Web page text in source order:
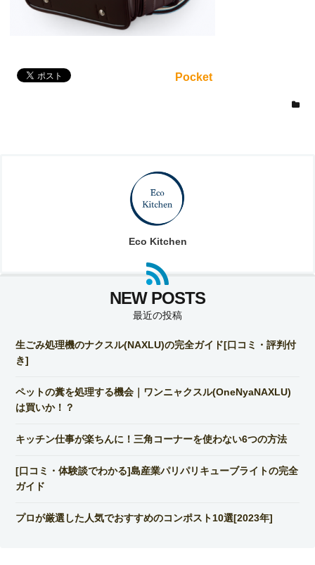
Pocket
Eco Kitchen
最近の投稿
生ごみ処理機のナクスル(NAXLU)の完全ガイド[口コミ・評判付
き]
ペットの糞を処理する機会｜ワンニャクスル(OneNyaNAXLU)
は買いか！？
キッチン仕事が楽ちんに！三角コーナーを使わない6つの方法
[口コミ・体験談でわかる]島産業パリパリキューブライトの完全
ガイド
プロが厳選した人気でおすすめのコンポスト10選[2023年]